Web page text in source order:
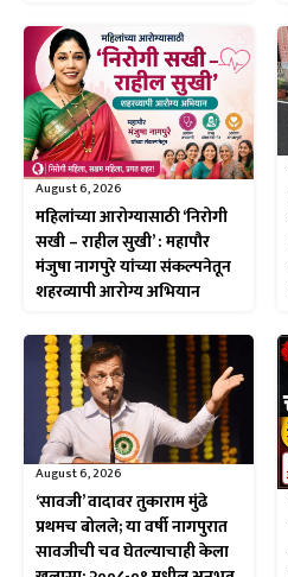
August 6, 2026
महिलांच्या आरोग्यासाठी ‘निरोगी
सखी – राहील सुखी’ : महापौर
मंजुषा नागपुरे यांच्या संकल्पनेतून
शहरव्यापी आरोग्य अभियान
August 6, 2026
‘सावजी’ वादावर तुकाराम मुंढे
प्रथमच बोलले; या वर्षी नागपुरात
सावजीची चव घेतल्याचाही केला